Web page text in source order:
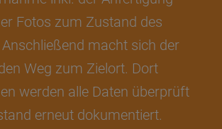
Fotos zum Zustand des
macht sich der
Weg zum Zielort. Dort
werden alle Daten überprüft
erneut dokumentiert.